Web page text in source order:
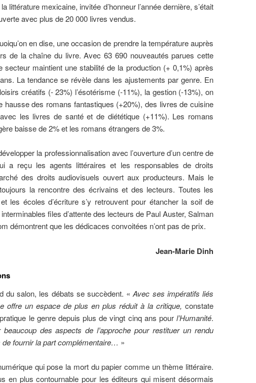
littérature mexicaine, invitée d’honneur l’année dernière, s’était
avec plus de 20 000 livres vendus.
en dise, une occasion de prendre la température auprès
de la chaîne du livre. Avec 63 690 nouveautés parues cette
secteur maintient une stabilité de la production (+ 0,1%) après
La tendance se révèle dans les ajustements par genre. En
créatifs (- 23%) l’ésotérisme (-11%), la gestion (-13%), on
hausse des romans fantastiques (+20%), des livres de cuisine
les livres de santé et de diététique (+11%). Les romans
baisse de 2% et les romans étrangers de 3%.
la professionnalisation avec l’ouverture d’un centre de
a reçu les agents littéraires et les responsables de droits
des droits audiovisuels ouvert aux producteurs. Mais le
la rencontre des écrivains et des lecteurs. Toutes les
les écoles d’écriture s’y retrouvent pour étancher la soif de
files d’attente des lecteurs de Paul Auster, Salman
démontrent que les dédicaces convoitées n’ont pas de prix.
Jean-Marie Dinh
du salon, les débats se succèdent. «Avec ses impératifs liés
offre un espace de plus en plus réduit à la critique, constate
le genre depuis plus de vingt cinq ans pourl’Humanité.
beaucoup des aspects de l’approche pour restituer un rendu
de fournir la part complémentaire… »
qui pose la mort du papier comme un thème littéraire.
en plus contournable pour les éditeurs qui misent désormais